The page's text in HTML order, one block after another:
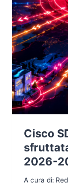
Cisco
2026-
A cura di: